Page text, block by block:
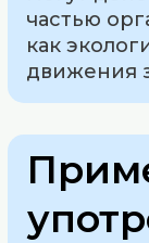
частью
как
движения